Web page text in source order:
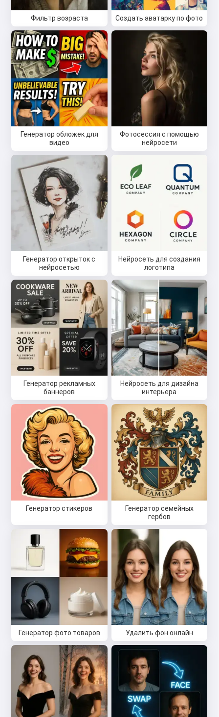
Фильтр возраста Создать аватарку по фото
Генератор обложек для
видео
Фотосессия с помощью
нейросети
Генератор открыток с
нейросетью
Нейросеть для создания
логотипа
Генератор рекламных
баннеров
Нейросеть для дизайна
интерьера
Генератор стикеров
Генератор семейных
гербов
Генератор фото товаров Удалить фон онлайн
Привет 👋
Я могу создавать песни, писать
стихи и поздравления 🥰
Попробовать бесплатно
Я принимаю:Условия использования,
Политика конфиденциальности,
Политика возврата